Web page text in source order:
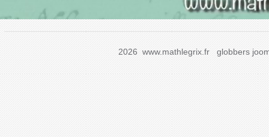
2026 www.mathlegrix.frglobbers